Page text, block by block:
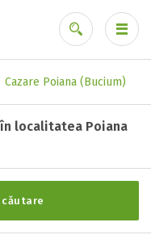
Cazare Poiana (Bucium)
localitatea Poiana